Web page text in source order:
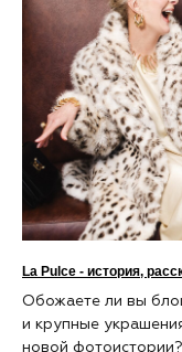
La Pulce - история,
Обожаете ли вы
и крупные
новой фотоистории?